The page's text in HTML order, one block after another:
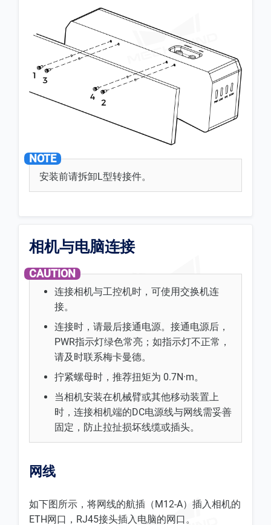
安装前请拆卸L型转接件。
相机与电脑连接
连接相机与工控机时，可使用交换机连
接。
连接时，请最后接通电源。接通电源后，
PWR指示灯绿色常亮；如指示灯不正常，
请及时联系梅卡曼德。
拧紧螺母时，推荐扭矩为 0.7N·m。
当相机安装在机械臂或其他移动装置上
时，连接相机端的DC电源线与网线需妥善
固定，防止拉扯损坏线缆或插头。
网线
如下图所示，将网线的航插（M12-A）插入相机的
ETH网口，RJ45接头插入电脑的网口。